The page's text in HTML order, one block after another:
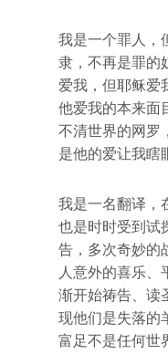
我是一个罪人，
隶，不再是罪的
爱我，但耶稣爱
他爱我的本来面
不清世界的网罗
是他的爱让我瞎
我是一名翻译，
也是时时受到试
告，多次奇妙的
人意外的喜乐、
渐开始祷告、读
现他们是失落的
富足不是任何世